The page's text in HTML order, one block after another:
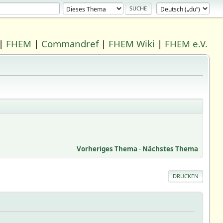
FHEM | Commandref| FHEM Wiki | FHEM e.V.
Vorheriges Thema - Nächstes Thema
DRUCKEN